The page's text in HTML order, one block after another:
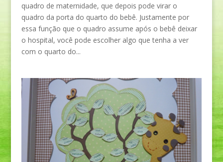
quadro de maternidade, que depois pode virar o
quadro da porta do quarto do bebê. Justamente por
essa função que o quadro assume após o bebê deixar
o hospital, você pode escolher algo que tenha a ver
com o quarto do...